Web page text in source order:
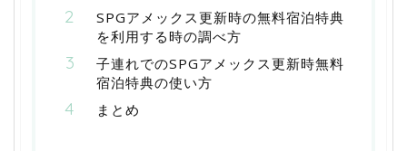
SPGアメックス更新時の無料宿泊特典
を利用する時の調べ方
子連れでのSPGアメックス更新時無料
宿泊特典の使い方
まとめ